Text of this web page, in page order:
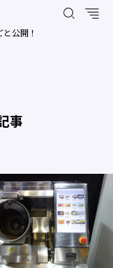
公開！
事